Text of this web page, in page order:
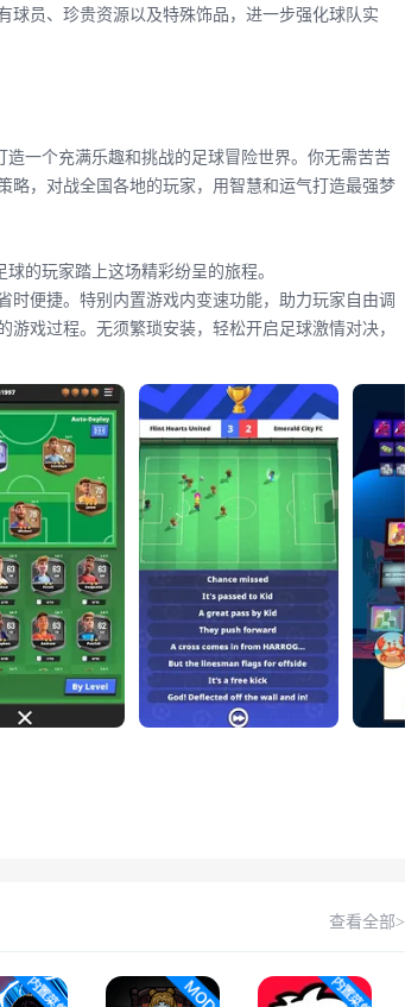
球员、珍贵资源以及特殊饰品，进一步强化球队实
一个充满乐趣和挑战的足球冒险世界。你无需苦苦
略，对战全国各地的玩家，用智慧和运气打造最强梦
的玩家踏上这场精彩纷呈的旅程。
时便捷。特别内置游戏内变速功能，助力玩家自由调
戏过程。无须繁琐安装，轻松开启足球激情对决，
查看全部>